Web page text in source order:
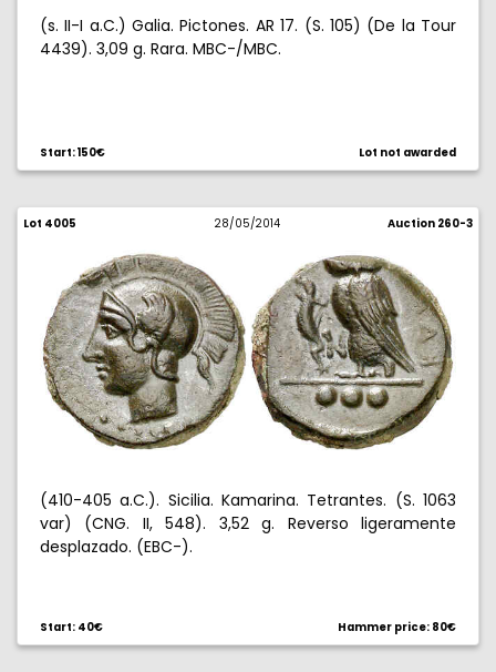
(s. II-I a.C.) Galia. Pictones. AR 17. (S. 105) (De la Tour
4439). 3,09 g. Rara. MBC-/MBC.
Start: 150€ Lot not awarded
Lot 4005 28/05/2014 Auction 260-3
(410-405 a.C.). Sicilia. Kamarina. Tetrantes. (S. 1063
var) (CNG. II, 548). 3,52 g. Reverso ligeramente
desplazado. (EBC-).
Start: 40€ Hammer price: 80€